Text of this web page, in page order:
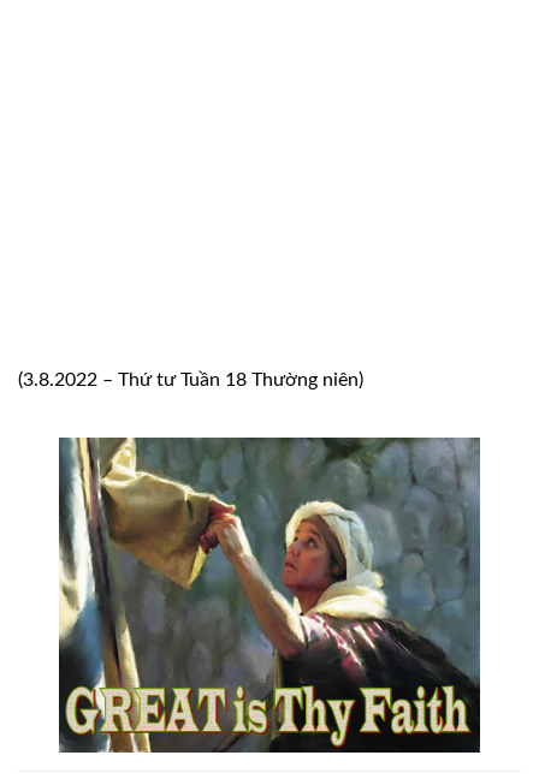
(3.8.2022 – Thứ tư Tuần 18 Thường niên)